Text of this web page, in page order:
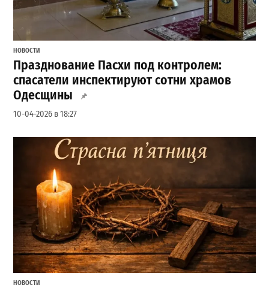
НОВОСТИ
Празднование Пасхи под контролем:
спасатели инспектируют сотни храмов
Одесщины
10-04-2026 в 18:27
НОВОСТИ